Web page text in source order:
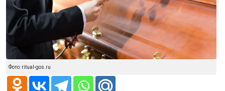
Фото: ritual-gos.ru